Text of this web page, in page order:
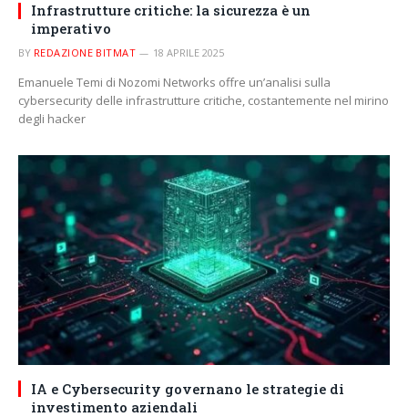
Infrastrutture critiche: la sicurezza è un
imperativo
BY REDAZIONE BITMAT 18 APRILE 2025
Emanuele Temi di Nozomi Networks offre un’analisi sulla
cybersecurity delle infrastrutture critiche, costantemente nel mirino
degli hacker
IA e Cybersecurity governano le strategie di
investimento aziendali